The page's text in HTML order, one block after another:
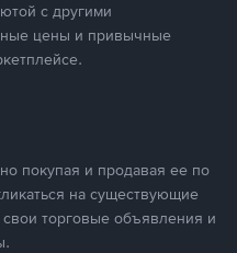
с другими
цены и привычные
покупая и продавая ее по
на существующие
торговые объявления и